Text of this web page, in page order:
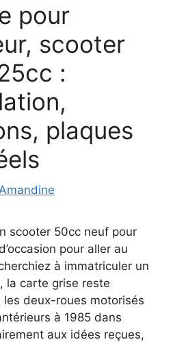
pour
scooter
:
plaques
Amandine
scooter 50cc neuf pour
pour aller au
à immatriculer un
la carte grise reste
deux-roues motorisés
à 1985 dans
aux idées reçues,